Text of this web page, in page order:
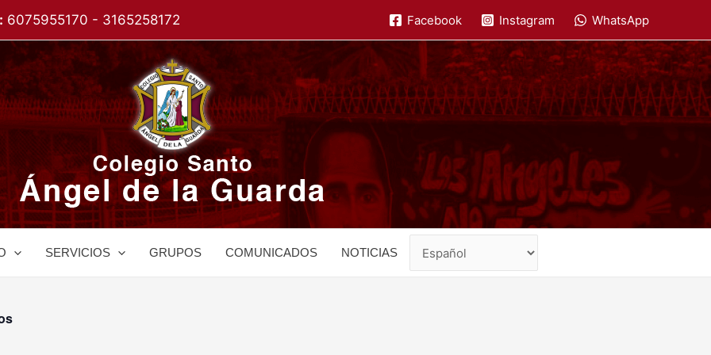
6075955170 - 3165258172 Facebook Instagram WhatsApp
SERVICIOS GRUPOS COMUNICADOS NOTICIAS